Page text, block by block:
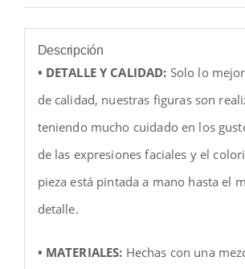
Descripción
• DETALLE Y CALIDAD: Solo lo
de calidad, nuestras figuras son
teniendo mucho cuidado en los
de las expresiones faciales y el
pieza está pintada a mano hasta el
detalle.
• MATERIALES: Hechas con una